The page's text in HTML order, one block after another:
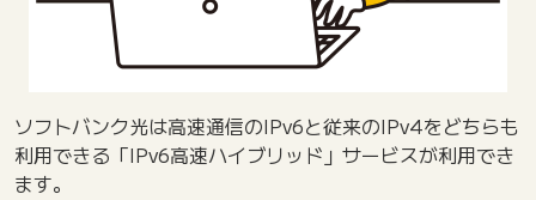
ソフトバンク光は高速通信のIPv6と従来のIPv4をどちらも
利用できる「IPv6高速ハイブリッド」サービスが利用でき
ます。